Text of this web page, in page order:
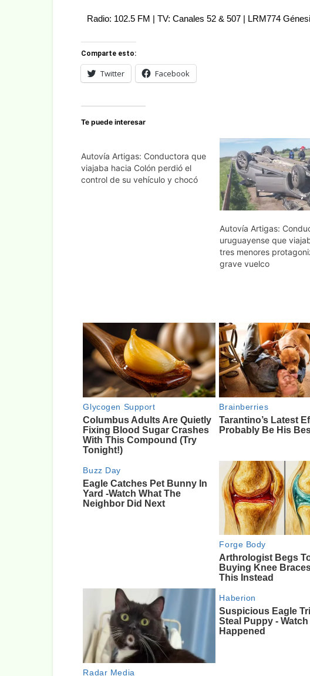
Radio: 102.5 FM | TV: Canales 52 & 507 | LRM774
Comparte esto:
Twitter Facebook
Te puede interesar
Autovía Artigas: Conductora que
viajaba hacia Colón perdió el
control de su vehículo y chocó
Autovía Artigas:
uruguayense que
tres menores
grave vuelco